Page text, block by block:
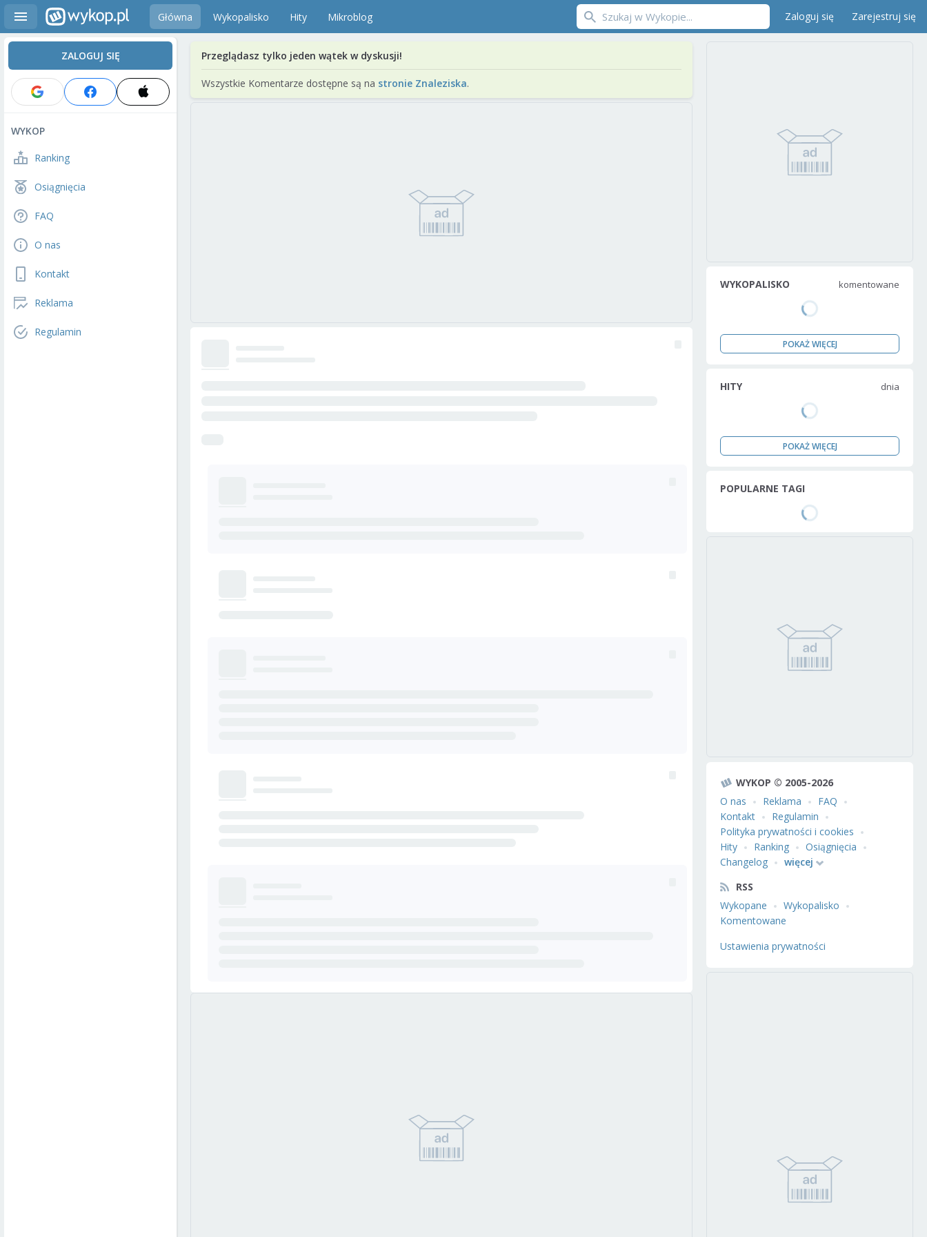
Główna Wykopalisko Hity Mikroblog Zaloguj się Zarejestruj się
ZALOGUJ SIĘ
WYKOP
Ranking
Osiągnięcia
FAQ
O nas
Kontakt
Reklama
Regulamin
Przeglądasz tylko jeden wątek w dyskusji!
Wszystkie Komentarze dostępne są na stronie Znaleziska.
WYKOPALISKO komentowane
POKAŻ WIĘCEJ
HITY dnia
POKAŻ WIĘCEJ
POPULARNE TAGI
WYKOP © 2005-2026
O nas
Reklama
FAQ
Kontakt
Regulamin
Polityka prywatności i cookies
Hity
Ranking
Osiągnięcia
Changelog
więcej
RSS
Wykopane
Wykopalisko
Komentowane
Ustawienia prywatności